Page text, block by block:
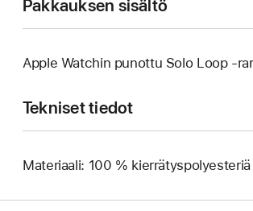
Pakkauksen sisältö
Apple Watchin punottu Solo Loop
Tekniset tiedot
Materiaali: 100 % kierrätyspolyesteriä